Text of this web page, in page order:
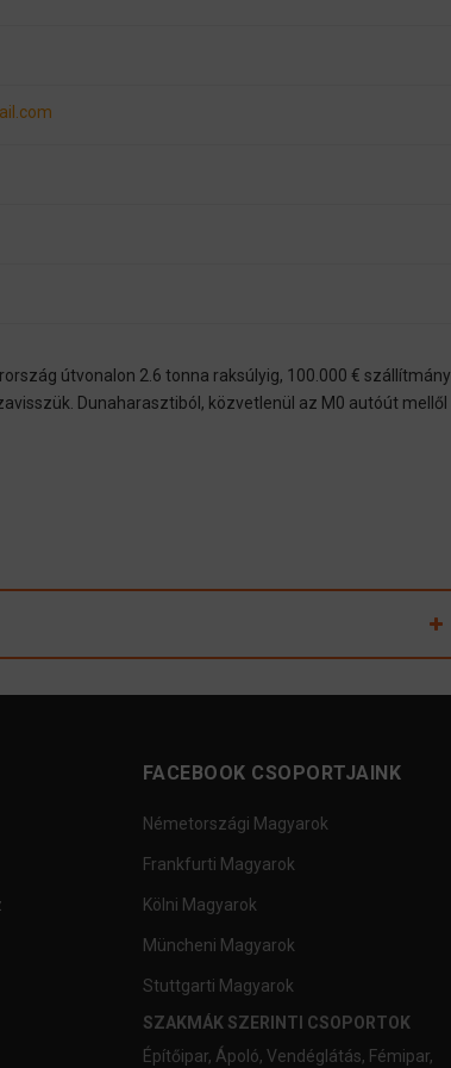
útvonalon 2.6 tonna raksúlyig, 100.000 € szállítmány
Dunaharasztiból, közvetlenül az M0 autóút mellől
FACEBOOK CSOPORTJAINK
Németországi Magyarok
Frankfurti Magyarok
Kölni Magyarok
Müncheni Magyarok
Stuttgarti Magyarok
SZAKMÁK SZERINTI CSOPORTOK
Építőipar, Ápoló, Vendéglátás, Fémipar,